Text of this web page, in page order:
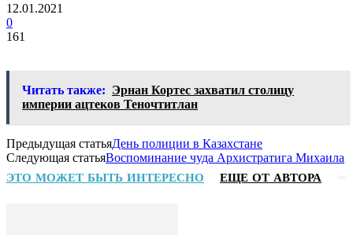
12.01.2021
0
161
Читать также: Эрнан Кортес захватил столицу
империи ацтеков Теночтитлан
Предыдущая статьяДень полиции в Казахстане
Следующая статьяВоспоминание чуда Архистратига Михаила
ЭТО МОЖЕТ БЫТЬ ИНТЕРЕСНО ЕЩЕ ОТ АВТОРА